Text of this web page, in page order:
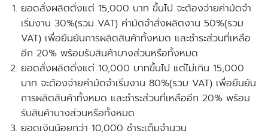
ยอดสั่งผลิตตั่งแต่ 15,000 บาท ขึ้นไป จะต้องจ่ายค่ามัดจำ
เริ่มงาน 30%(รวม VAT) ค่ามัดจำสั่งผลิตงาน 50%(รวม
VAT) เพื่อยืนยันการผลิตสินค้าทั้งหมด และชำระส่วนที่เหลือ
อีก 20% พร้อมรับสินค้าบางส่วนหรือทั้งหมด
ยอดสั่งผลิตตั่งแต่ 10,000 บาทขึ้นไป แต่ไม่เกิน 15,000
บาท จะต้องจ่ายค่ามัดจำเริ่มงาน 80%(รวม VAT) เพื่อยืนยัน
การผลิตสินค้าทั้งหมด และชำระส่วนที่เหลืออีก 20% พร้อม
รับสินค้าบางส่วนหรือทั้งหมด
ยอดเงินน้อยกว่า 10,000 ชำระเต็มจำนวน